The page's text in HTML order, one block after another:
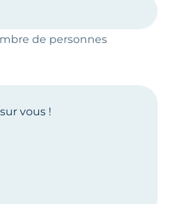
de personnes